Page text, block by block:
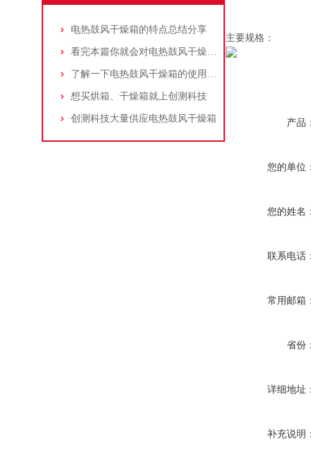
电热鼓风干燥箱的特点总结分享
看完本篇你就会对电热鼓风干燥箱有更多了解
了解一下电热鼓风干燥箱的使用方法及注意事项吧
想买烘箱、干燥箱就上创测科技
创测科技大量供应电热鼓风干燥箱
主要规格：
产品
您的单位
您的姓名
联系电话
常用邮箱
省份
详细地址
补充说明